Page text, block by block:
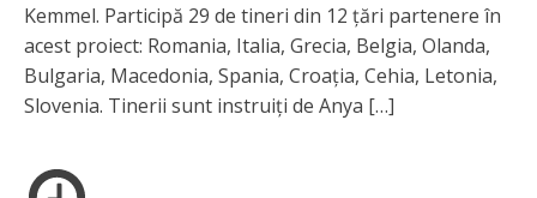
Kemmel. Participă 29 de tineri din 12 țări partenere în
acest proiect: Romania, Italia, Grecia, Belgia, Olanda,
Bulgaria, Macedonia, Spania, Croația, Cehia, Letonia,
Slovenia. Tinerii sunt instruiți de Anya […]